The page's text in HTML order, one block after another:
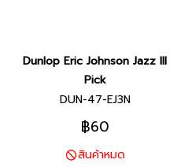
Dunlop Eric Johnson Jazz III
Pick
DUN-47-EJ3N
฿60
สินค้าหมด